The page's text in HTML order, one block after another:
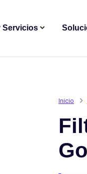
Servicios
Inicio